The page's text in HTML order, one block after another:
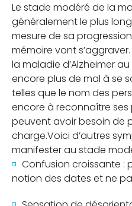
Le stade modéré de la
généralement le plus
mesure de sa
mémoire vont s’aggraver.
la maladie d’Alzheimer
encore plus de mal à se
telles que le nom des
encore à reconnaître ses
peuvent avoir besoin de
charge.Voici d’autres
manifester au stade
Confusion croissante :
notion des dates et ne